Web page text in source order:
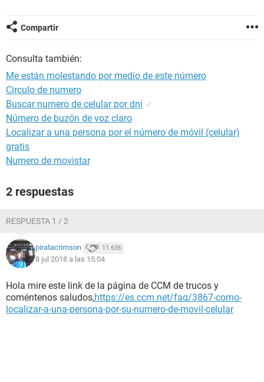
Compartir
Consulta también:
Me están molestando por medio de este número
Circulo de numero
Buscar numero de celular por dni ✓
Número de buzón de voz claro
Localizar a una persona por el número de móvil (celular)
gratis
Numero de movistar
2 respuestas
RESPUESTA 1 / 2
piratacrimson 11.636
8 jul 2018 a las 15:04
Hola mire este link de la página de CCM de trucos y
coméntenos saludos,https://es.ccm.net/faq/3867-como-
localizar-a-una-persona-por-su-numero-de-movil-celular